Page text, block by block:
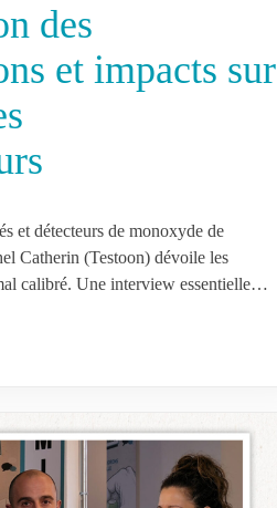
des
et impacts sur
et détecteurs de monoxyde de
Catherin (Testoon) dévoile les
calibré. Une interview essentielle